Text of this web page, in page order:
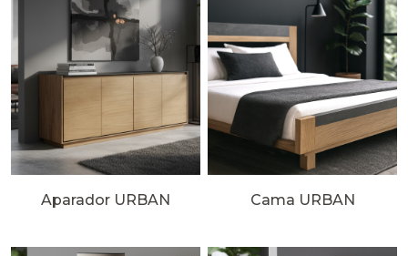
Aparador URBAN Cama URBAN